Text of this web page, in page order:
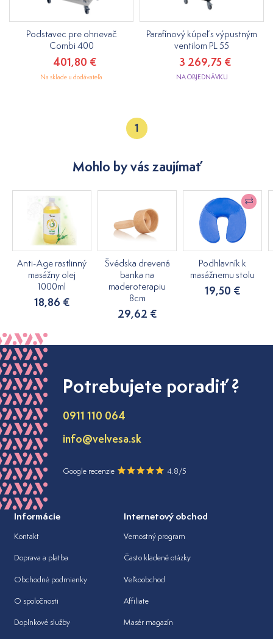
Podstavec pre ohrievač
Combi 400
401,80 €
Na sklade u dodávateľa
Parafínový kúpeľ s výpustným
ventilom PL 55
3 269,75 €
NA OBJEDNÁVKU
1
Mohlo by vás zaujímať
Anti-Age rastlinný
masážny olej
1000ml
18,86 €
Švédska drevená
banka na
maderoterapiu
8cm
29,62 €
Podhlavník k
masážnemu stolu
19,50 €
Potrebujete poradiť ?
0911 110 064
info@velvesa.sk
Google recenzie 4.8/5
Informácie
Kontakt
Doprava a platba
Obchodné podmienky
O spoločnosti
Doplnkové služby
Internetový obchod
Vernostný program
Často kladené otázky
Veľkoobchod
Affiliate
Masér magazín